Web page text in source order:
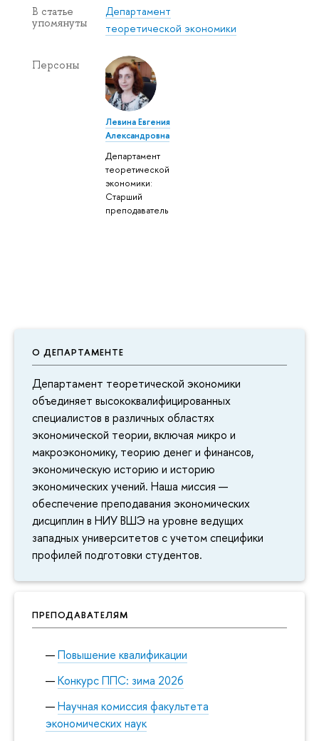
О ДЕПАРТАМЕНТЕ
Департамент теоретической экономики
объединяет высококвалифицированных
специалистов в различных областях
экономической теории, включая микро и
макроэкономику, теорию денег и финансов,
экономическую историю и историю
экономических учений. Наша миссия —
обеспечение преподавания экономических
дисциплин в НИУ ВШЭ на уровне ведущих
западных университетов с учетом специфики
профилей подготовки студентов.
ПРЕПОДАВАТЕЛЯМ
Повышение квалификации
Конкурс ППС: зима 2026
Научная комиссия факультета
экономических наук
В статье
упомянуты
Департамент
теоретической экономики
Персоны
Левина Евгения
Александровна
Департамент
теоретической
экономики:
Старший
преподаватель